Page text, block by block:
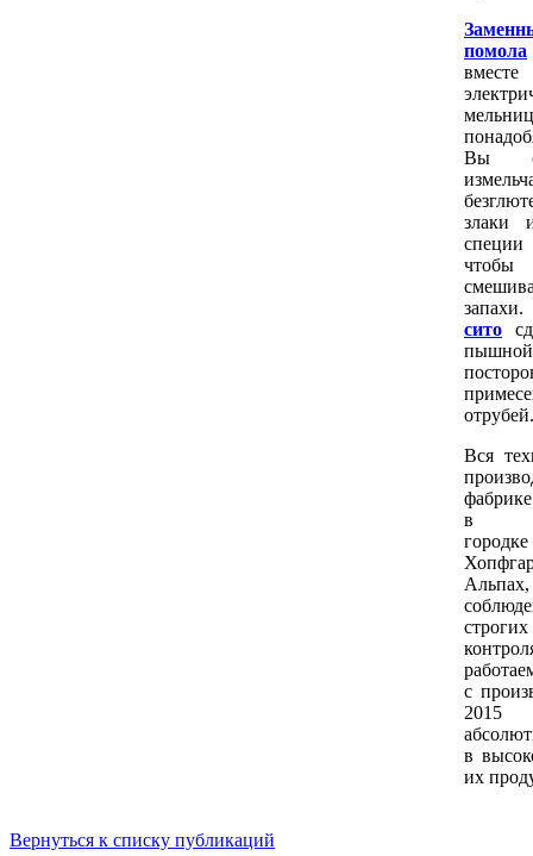
помола
Вы
злаки
сито
отрубей.
Вся
в
городке
с
2015
в
их
Вернуться к списку публикаций